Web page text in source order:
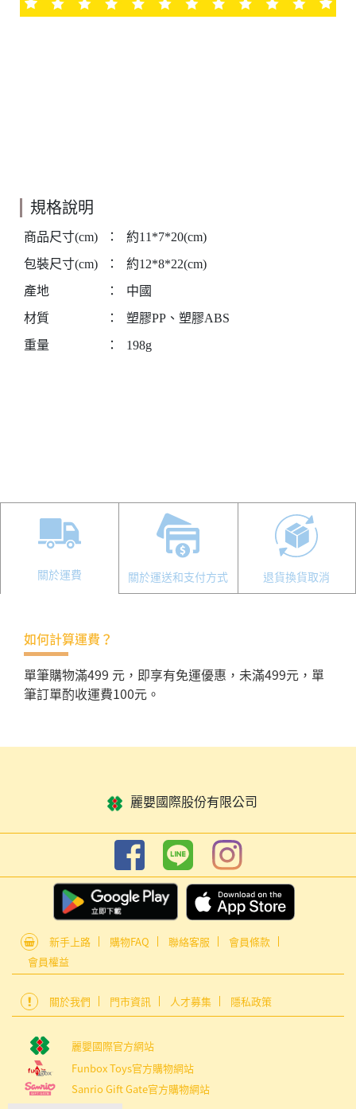
規格說明
商品尺寸(cm) ：
約11*7*20(cm)
包裝尺寸(cm)
：
約12*8*22(cm)
產地
：
中國
材質
：
塑膠PP、塑膠ABS
重量
： 198g
關於運費 關於運送和支付方式 退貨換貨取消
如何計算運費？
單筆購物滿499 元，即享有免運優惠，未滿499元，單
筆訂單酌收運費100元。
麗嬰國際股份有限公司
新手上路 購物FAQ 聯絡客服
會員條款
會員權益
關於我們 門市資訊 人才募集 隱私政策
麗嬰國際官方網站
Funbox Toys官方購物網站
Sanrio Gift Gate官方購物網站